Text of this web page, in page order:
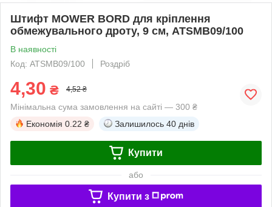
Штифт MOWER BORD для кріплення
обмежувального дроту, 9 см, ATSMB09/100
В наявності
Код: ATSMB09/100
Роздріб
4,30 ₴ 4,52 ₴
Мінімальна сума замовлення на сайті — 300 ₴
Економія 0.22 ₴ Залишилось 40 днів
Купити
або
Купити з